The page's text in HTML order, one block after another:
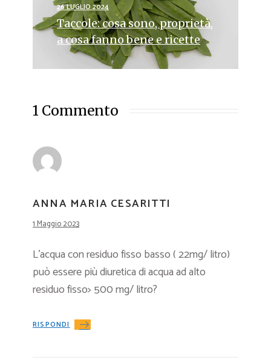
26 LUGLIO 2024
Taccole: cosa sono, proprietà,
a cosa fanno bene e ricette
1 Commento
ANNA MARIA CESARITTI
1 Maggio 2023
L’acqua con residuo fisso basso ( 22mg/ litro)
può essere più diuretica di acqua ad alto
residuo fisso> 500 mg/ litro?
RISPONDI